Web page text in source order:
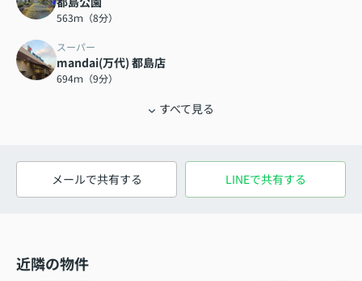
563ｍ（8分）
スーパー
mandai(万代) 都島店
694ｍ（9分）
すべて見る
メールで共有する LINEで共有する
近隣の物件